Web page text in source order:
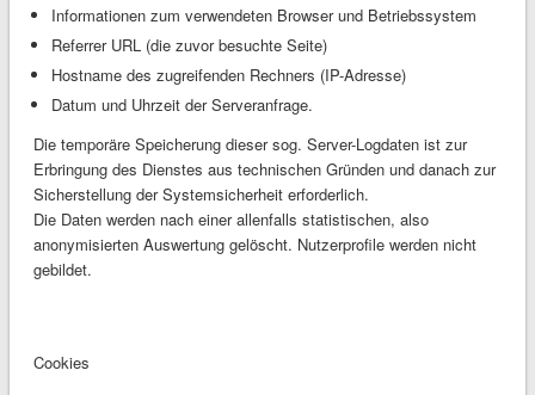
Informationen zum verwendeten Browser und Betriebssystem
Referrer URL (die zuvor besuchte Seite)
Hostname des zugreifenden Rechners (IP-Adresse)
Datum und Uhrzeit der Serveranfrage.
Die temporäre Speicherung dieser sog. Server-Logdaten ist zur
Erbringung des Dienstes aus technischen Gründen und danach zur
Sicherstellung der Systemsicherheit erforderlich.
Die Daten werden nach einer allenfalls statistischen, also
anonymisierten Auswertung gelöscht. Nutzerprofile werden nicht
gebildet.
Cookies